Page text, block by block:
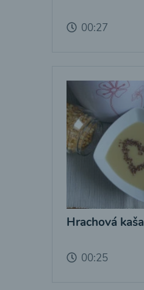
00:27
Hrachová kaša
00:25